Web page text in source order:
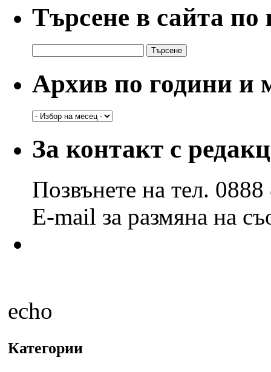
Търсене в сайта
за:
Архив по години и
Архив
и
месеци
За контакт с
Позвънете на тел.
E-mail за размяна на
echo
Категории